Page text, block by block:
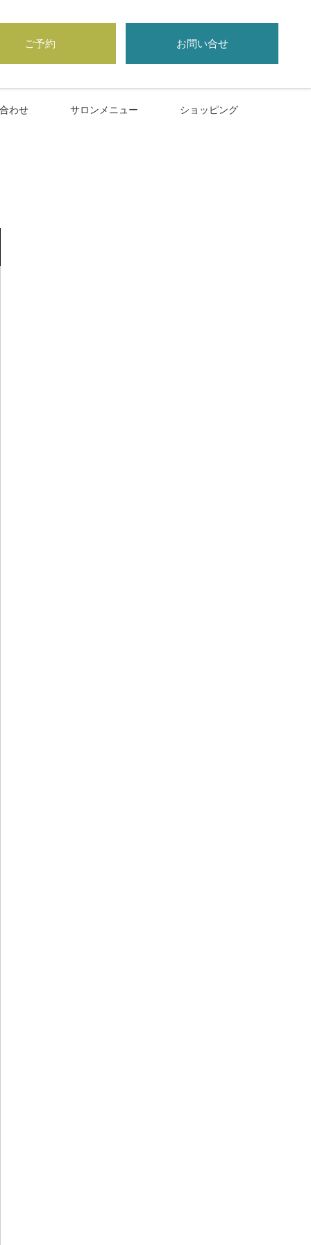
ご予約 お問い合せ
わせ サロンメニュー ショッピング